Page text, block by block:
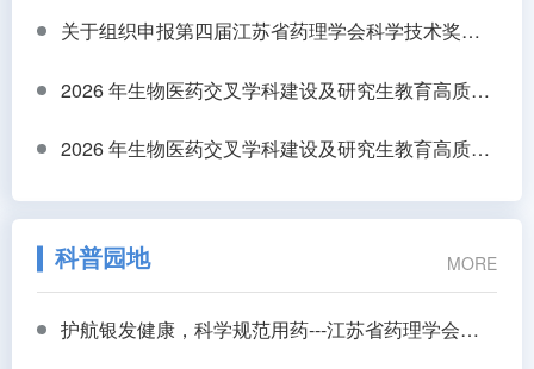
关于组织申报第四届江苏省药理学会科学技术奖的通知
2026 年生物医药交叉学科建设及研究生教育高质量发展研讨会
2026 年生物医药交叉学科建设及研究生教育高质量发展研讨会
科普园地 MORE
护航银发健康，科学规范用药---江苏省药理学会走进扬州开展老年康养规范用药专题培训